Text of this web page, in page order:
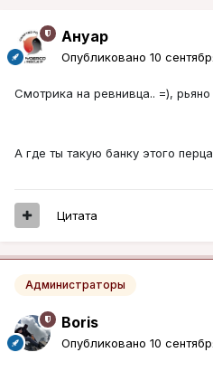
Ануар
Опубликовано 10
Смотрика на ревнивца.. =),
А где ты такую банку этого
Цитата
Администраторы
Boris
Опубликовано 10